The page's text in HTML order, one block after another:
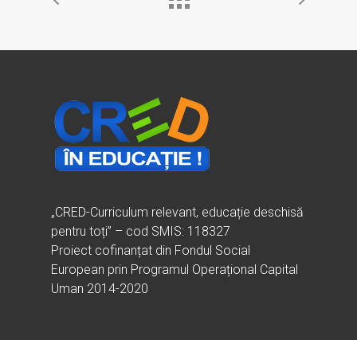
„CRED-Curriculum relevant, educație deschisă
pentru toți” – cod SMIS: 118327
Proiect cofinanțat din Fondul Social
European prin Programul Operațional Capital
Uman 2014-2020